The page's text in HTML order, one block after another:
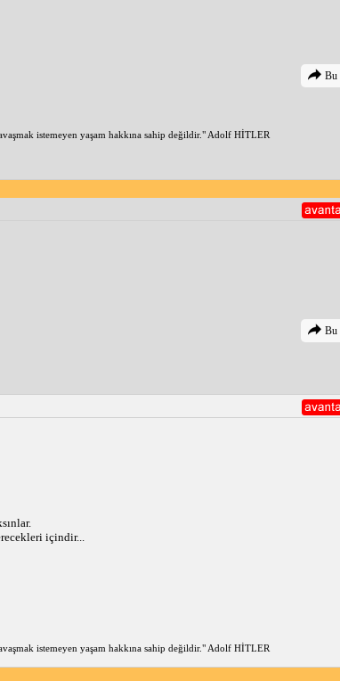
Bu
istemeyen yaşam hakkına sahip değildir." Adolf HİTLER
Bu
içindir...
istemeyen yaşam hakkına sahip değildir." Adolf HİTLER